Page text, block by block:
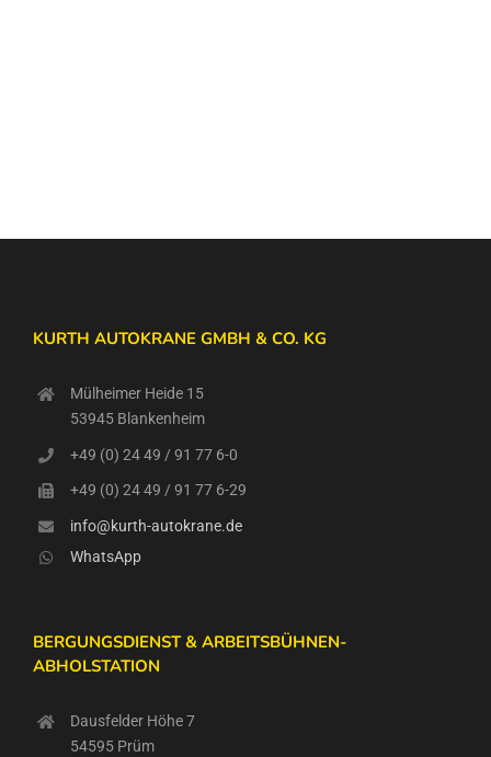
KURTH AUTOKRANE GMBH & CO. KG
Mülheimer Heide 15
53945 Blankenheim
+49 (0) 24 49 / 91 77 6-0
+49 (0) 24 49 / 91 77 6-29
info@kurth-autokrane.de
WhatsApp
BERGUNGSDIENST & ARBEITSBÜHNEN-
ABHOLSTATION
Dausfelder Höhe 7
54595 Prüm